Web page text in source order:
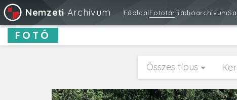
Nemzeti Archívum FőoldalFotótárRádióarchívum
FOTÓ
Összes típus